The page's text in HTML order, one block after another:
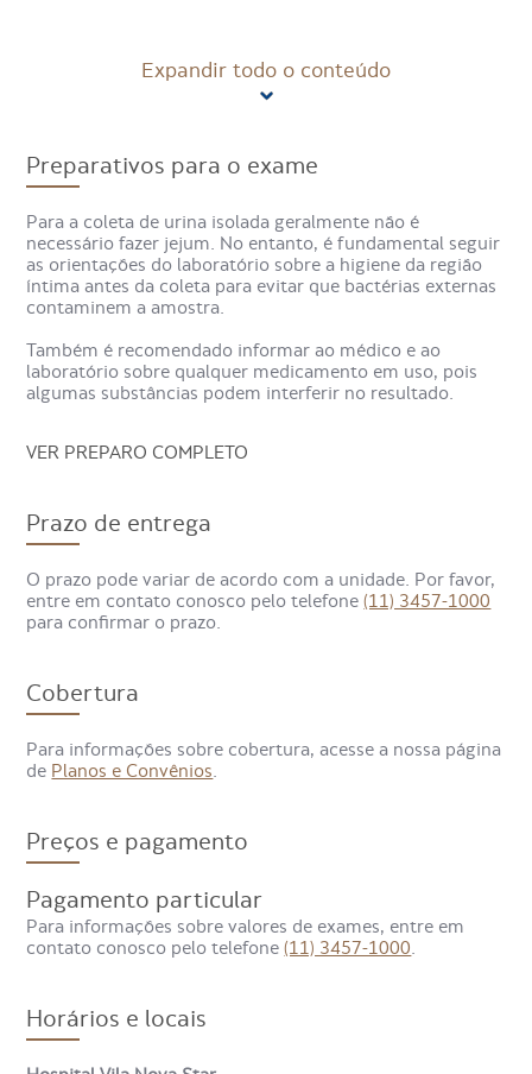
O exame de ureia na urina avalia a quantidade de ureia
presente em uma amostra urinária isolada, fornecendo
A ureia é produzida pelo fígado a partir do metabolismo
das proteínas da alimentação e eliminada pelos rins na
urina, ajudando a manter o equilíbrio de líquidos e sais no
corpo.
O exame de ureia na urina em amostra isolada é indicado
para verificar a função renal, acompanhar doenças crônicas
na urina?
O exame de ureia na urina em amostra isolada serve para
verificar se os rins estão conseguindo filtrar o sangue de
Quando os rins não funcionam adequadamente, a
quantidade de ureia na urina pode mudar drasticamente,
aparecerem.
ingestão de proteínas ou hidratação, permitindo ajustes no
Embora a ureia seja produzida pelo fígado, alterações na
ureia urinária isolada não indicam diretamente problemas
hepáticos, sendo necessária a correlação com exames
Quando o exame de ureia na
Expandir todo o conteúdo
Preparativos para o exame
Para a coleta de urina isolada geralmente não é
necessário fazer jejum. No entanto, é fundamental seguir
as orientações do laboratório sobre a higiene da região
íntima antes da coleta para evitar que bactérias externas
contaminem a amostra.
Também é recomendado informar ao médico e ao
laboratório sobre qualquer medicamento em uso, pois
algumas substâncias podem interferir no resultado.
VER PREPARO COMPLETO
Prazo de entrega
O prazo pode variar de acordo com a unidade. Por favor,
entre em contato conosco pelo telefone(11) 3457-1000
para confirmar o prazo.
Cobertura
Para informações sobre cobertura, acesse a nossa página
de Planos e Convênios
Preços e pagamento
Pagamento particular
Para informações sobre valores de exames, entre em
contato conosco pelo telefone(11) 3457-1000
Horários e locais